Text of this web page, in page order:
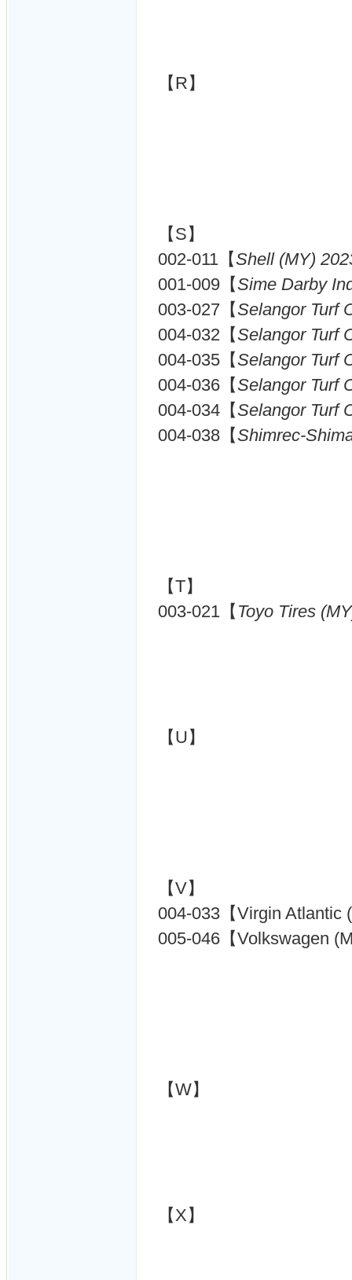
【R】
【S】
002-011【Shell (MY)
001-009【Sime Darby
003-027【Selangor Turf
004-032【Selangor Turf
004-035【Selangor Turf
004-036【Selangor Turf
004-034【Selangor Turf
004-038【Shimrec-
【T】
003-021【 Toyo Tires
【U】
【V】
004-033【Virgin Atlantic
005-046【Volkswagen
【W】
【X】